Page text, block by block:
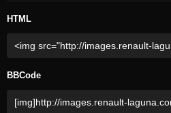
HTML
BBCode